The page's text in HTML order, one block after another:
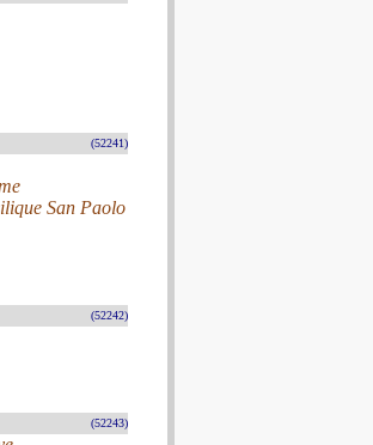
(52241)
San Paolo
(52242)
(52243)